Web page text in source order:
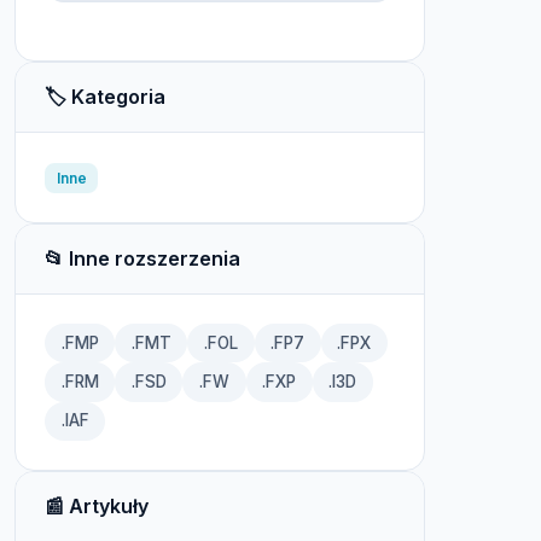
🏷️ Kategoria
Inne
📂 Inne rozszerzenia
.FMP .FMT .FOL .FP7 .FPX
.FRM .FSD .FW .FXP .I3D
.IAF
📰 Artykuły